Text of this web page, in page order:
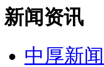
新闻资讯
中厚新闻